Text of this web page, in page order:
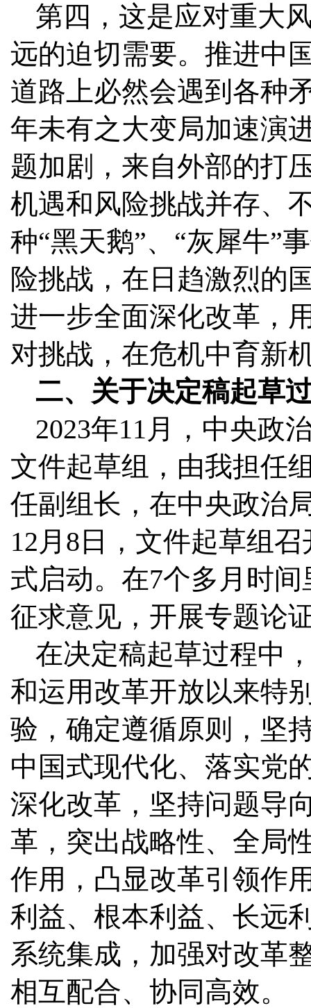
第四，这是应对重大
远的迫切需要。推进中
道路上必然会遇到各种
年未有之大变局加速演
题加剧，来自外部的打
机遇和风险挑战并存、
种“黑天鹅”、“灰犀牛”
险挑战，在日趋激烈的
进一步全面深化改革，
对挑战，在危机中育新
二、关于决定稿起草
2023年11月，中央政
文件起草组，由我担任
任副组长，在中央政治
12月8日，文件起草组
式启动。在7个多月时
征求意见，开展专题论
在决定稿起草过程中
和运用改革开放以来特
验，确定遵循原则，坚
中国式现代化、落实党
深化改革，坚持问题导
革，突出战略性、全局
作用，凸显改革引领作
利益、根本利益、长远
系统集成，加强对改革
相互配合、协同高效。